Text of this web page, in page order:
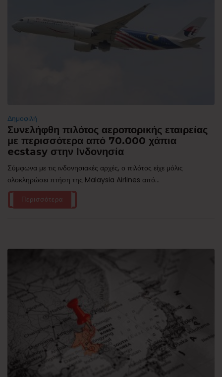
Δημοφιλή
Συνελήφθη πιλότος αεροπορικής εταιρείας
με περισσότερα από 70.000 χάπια
ecstasy στην Ινδονησία
Σύμφωνα με τις ινδονησιακές αρχές, ο πιλότος είχε μόλις
ολοκληρώσει πτήση της Malaysia Airlines από...
Περισσότερα